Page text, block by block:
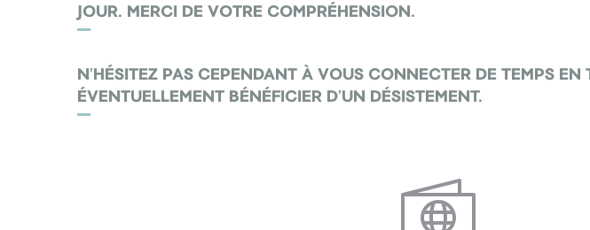
JOUR. MERCI DE VOTRE COMPRÉHENSION.
N’HÉSITEZ PAS CEPENDANT À VOUS CONNECTER DE TEMPS EN
ÉVENTUELLEMENT BÉNÉFICIER D’UN DÉSISTEMENT.